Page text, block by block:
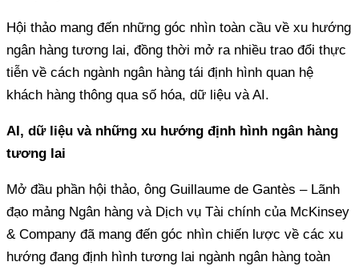
Hội thảo mang đến những góc nhìn toàn cầu về xu hướng
ngân hàng tương lai, đồng thời mở ra nhiều trao đổi thực
tiễn về cách ngành ngân hàng tái định hình quan hệ
khách hàng thông qua số hóa, dữ liệu và AI.
AI, dữ liệu và những xu hướng định hình ngân hàng
tương lai
Mở đầu phần hội thảo, ông Guillaume de Gantès – Lãnh
đạo mảng Ngân hàng và Dịch vụ Tài chính của McKinsey
& Company đã mang đến góc nhìn chiến lược về các xu
hướng đang định hình tương lai ngành ngân hàng toàn